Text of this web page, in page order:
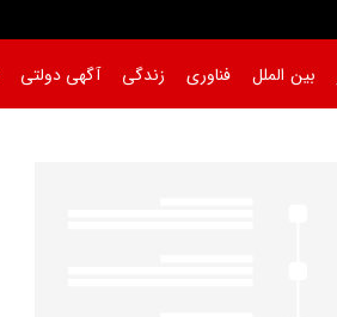
بین الملل فناوری زندگی آگهی دولتی